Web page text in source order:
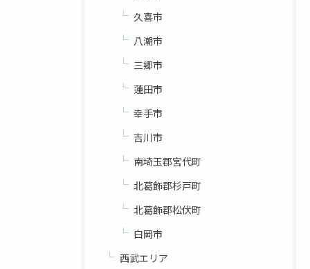
久喜市
八潮市
三郷市
蓮田市
幸手市
吉川市
南埼玉郡宮代町
北葛飾郡杉戸町
北葛飾郡松伏町
白岡市
西武エリア